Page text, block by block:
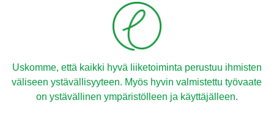
Uskomme, että kaikki hyvä liiketoiminta perustuu ihmisten
väliseen ystävällisyyteen. Myös hyvin valmistettu työvaate
on ystävällinen ympäristölleen ja käyttäjälleen.